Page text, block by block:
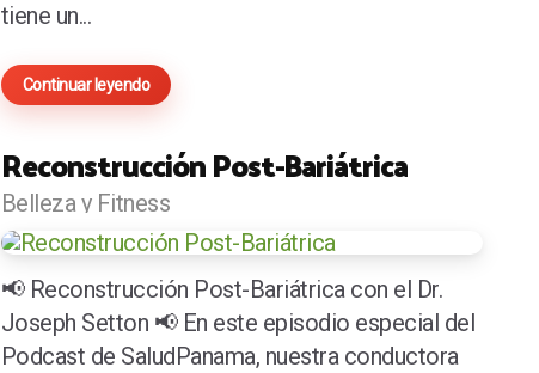
tiene un...
Continuar leyendo
Reconstrucción Post-Bariátrica
Belleza y Fitness
📢 Reconstrucción Post-Bariátrica con el Dr.
Joseph Setton 📢 En este episodio especial del
Podcast de SaludPanama, nuestra conductora